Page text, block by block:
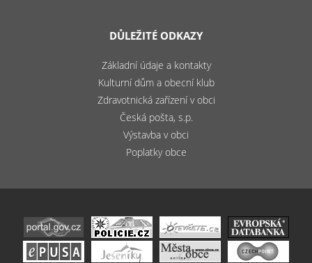
DŮLEŽITÉ ODKAZY
Základní údaje a kontakty
Kulturní dům a obecní klub
Zdravotnická zařízení v obci
Česká pošta, s.p.
Výstavba v obci
Poplatky obce